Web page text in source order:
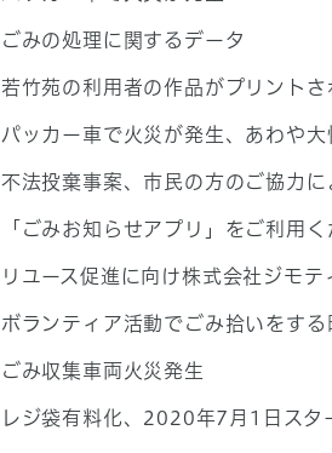
ごみの処理に関するデータ
若竹苑の利用者の作品がプリント
パッカー車で火災が発生、あわや
不法投棄事案、市民の方のご協力に
「ごみお知らせアプリ」をご利用く
リユース促進に向け株式会社ジモ
ボランティア活動でごみ拾いをする
ごみ収集車両火災発生
レジ袋有料化、2020年7月1日スタ